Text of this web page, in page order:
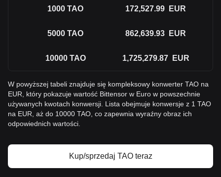
1000 TAO 172,527.99 EUR
5000 TAO 862,639.93 EUR
10000 TAO 1,725,279.87 EUR
W powyższej tabeli znajduje się kompleksowy konwerter TAO na
EUR, który pokazuje wartość Bittensor w Euro w powszechnie
używanych kwotach konwersji. Lista obejmuje konwersje z 1 TAO
na EUR, aż do 10000 TAO, co zapewnia wyraźny obraz ich
odpowiednich wartości.
Kup/sprzedaj TAO teraz